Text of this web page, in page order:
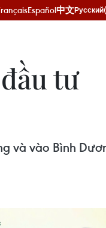
Español中文Русский
tư
và vào Bình